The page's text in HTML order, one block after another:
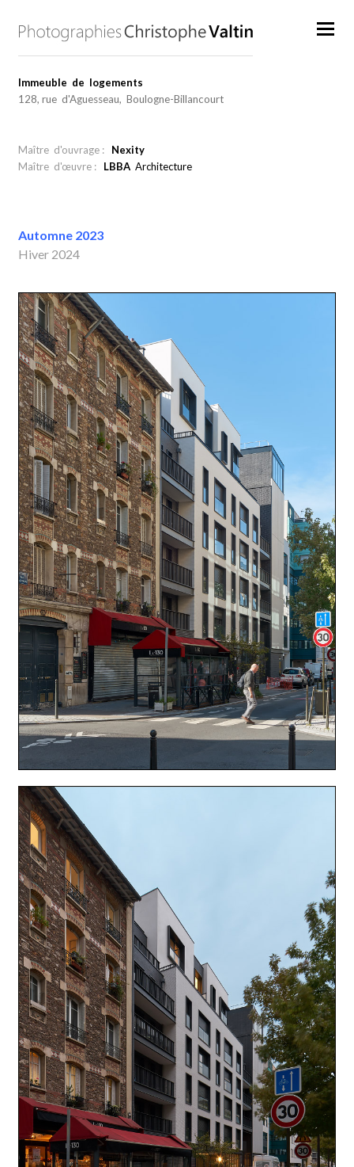
Immeuble de logements
128, rue d'Aguesseau, Boulogne-Billancourt
Maître d'ouvrage :
Nexity
Maître d'œuvre :
LBBA Architecture
Automne 2023
Hiver 2024